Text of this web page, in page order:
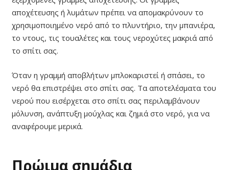
αποχέτευσης ή λυμάτων πρέπει να απομακρύνουν το
χρησιμοποιημένο νερό από το πλυντήριο, την μπανιέρα,
το ντους, τις τουαλέτες και τους νεροχύτες μακριά από
το σπίτι σας.
Όταν η γραμμή αποβλήτων μπλοκαριστεί ή σπάσει, το
νερό θα επιστρέψει στο σπίτι σας. Τα αποτελέσματα του
νερού που εισέρχεται στο σπίτι σας περιλαμβάνουν
μόλυνση, ανάπτυξη μούχλας και ζημιά στο νερό, για να
αναφέρουμε μερικά.
Πρώιμα σημάδια